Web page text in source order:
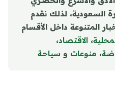
السعودية، لذلك نقدم
المتنوعة داخل الأقسام
، الاقتصاد،
، منوعات و سياحة